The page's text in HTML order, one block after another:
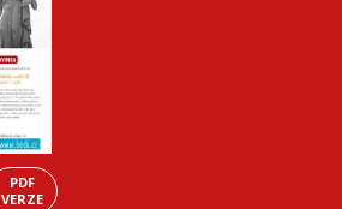
PDF
VERZE